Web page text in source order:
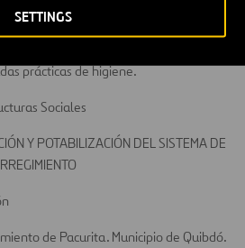
SETTINGS
a cabo talleres con diferentes
prácticas de higiene.
Sociales
Y POTABILIZACIÓN DEL SISTEMA DE
de Pacurita. Municipio de Quibdó.